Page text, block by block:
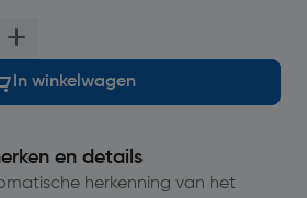
In winkelwagen
en details
herkenning van het